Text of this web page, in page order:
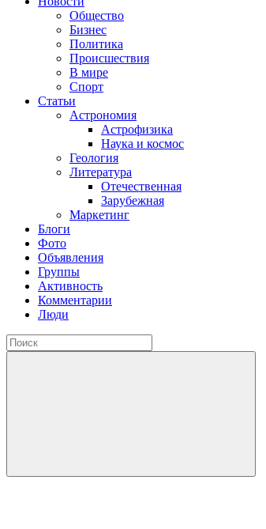
Общество
Бизнес
Политика
Происшествия
В мире
Спорт
Статьи
Астрономия
Астрофизика
Наука и космос
Геология
Литература
Отечественная
Зарубежная
Маркетинг
Блоги
Фото
Объявления
Группы
Активность
Комментарии
Люди